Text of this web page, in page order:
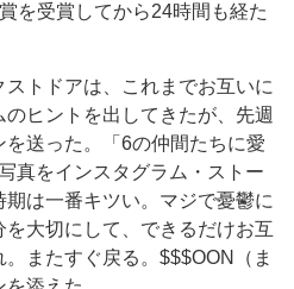
を受賞してから24時間も経た
トドアは、これまでお互いに
ヒントを出してきたが、先週
を送った。「6の仲間たちに愛
真をインスタグラム・ストー
は一番キツい。マジで憂鬱に
大切にして、できるだけお互
またすぐ戻る。$$$OON（ま